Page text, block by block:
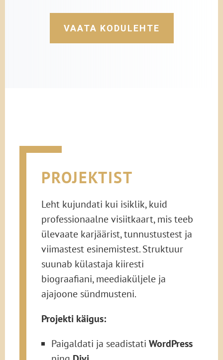
VAATA KODULEHTE
PROJEKTIST
Leht kujundati kui isiklik, kuid
professionaalne visiitkaart, mis teeb
ülevaate karjäärist, tunnustustest ja
viimastest esinemistest. Struktuur
suunab külastaja kiiresti
biograafiani, meediaküljele ja
ajajoone sündmusteni.
Projekti käigus:
Paigaldati ja seadistati WordPress